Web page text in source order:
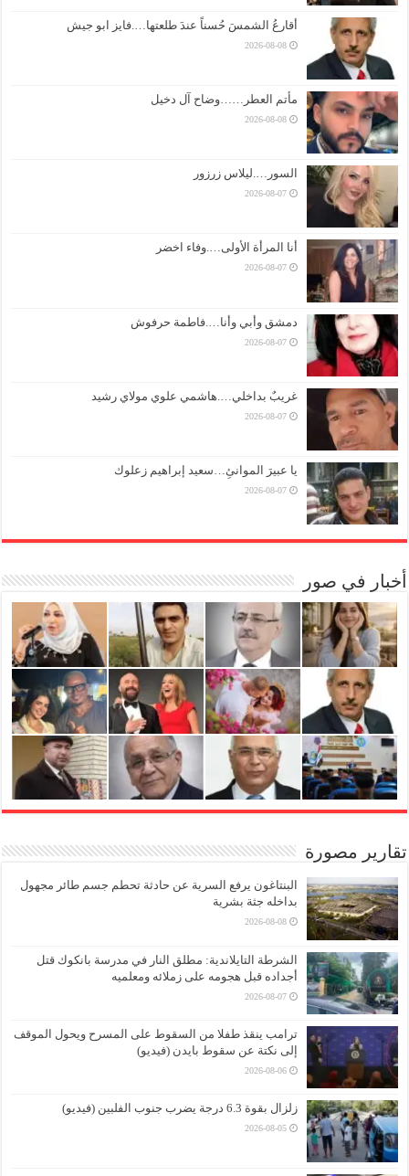
أقارعُ الشمسَ حُسناً عندَ طلعتها….فايز ابو جيش
2026-08-08
مأتم العطر……وضاح آل دخيل
2026-08-08
السور….ليلاس زرزور
2026-08-07
أنا المرأة الأولى….وفاء اخضر
2026-08-07
دمشق وأبي وأنا….فاطمة حرفوش
2026-08-07
غريبٌ بداخلي….هاشمي علوي مولاي رشيد
2026-08-07
يا عبيرَ الموانئِ…سعيد إبراهيم زعلوك
2026-08-07
أخبار في صور
تقارير مصورة
البنتاغون يرفع السرية عن حادثة تحطم جسم طائر مجهول
بداخله جثة بشرية
2026-08-08
الشرطة التايلاندية: مطلق النار في مدرسة بانكوك قتل
أجداده قبل هجومه على زملائه ومعلميه
2026-08-07
ترامب ينقذ طفلا من السقوط على المسرح ويحول الموقف
إلى نكتة عن سقوط بايدن (فيديو)
2026-08-06
زلزال بقوة 6.3 درجة يضرب جنوب الفلبين (فيديو)
2026-08-05